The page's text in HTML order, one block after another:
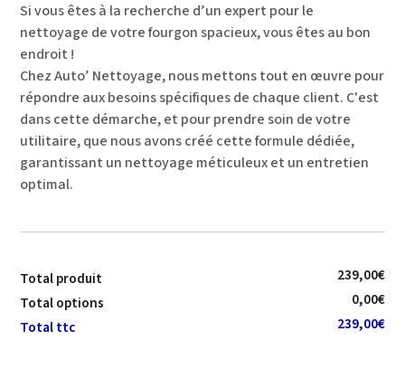
Si vous êtes à la recherche d’un expert pour le
nettoyage de votre fourgon spacieux, vous êtes au bon
endroit !
Chez Auto’ Nettoyage, nous mettons tout en œuvre pour
répondre aux besoins spécifiques de chaque client. C'est
dans cette démarche, et pour prendre soin de votre
utilitaire, que nous avons créé cette formule dédiée,
garantissant un nettoyage méticuleux et un entretien
optimal.
Total produit 239,00€
Total options
0,00€
Total ttc
239,00€